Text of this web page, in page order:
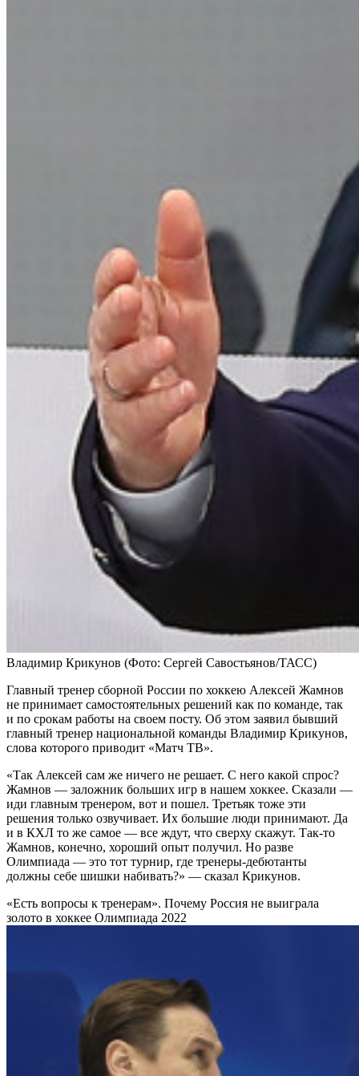
Владимир Крикунов (Фото: Сергей Савостьянов/ТАСС)
Главный тренер сборной России по хоккею Алексей Жамнов
не принимает самостоятельных решений как по команде, так
и по срокам работы на своем посту. Об этом заявил бывший
главный тренер национальной команды Владимир Крикунов,
слова которого приводит «Матч ТВ».
«Так Алексей сам же ничего не решает. С него какой спрос?
Жамнов — заложник больших игр в нашем хоккее. Сказали —
иди главным тренером, вот и пошел. Третьяк тоже эти
решения только озвучивает. Их большие люди принимают. Да
и в КХЛ то же самое — все ждут, что сверху скажут. Так-то
Жамнов, конечно, хороший опыт получил. Но разве
Олимпиада — это тот турнир, где тренеры-дебютанты
должны себе шишки набивать?» — сказал Крикунов.
«Есть вопросы к тренерам». Почему Россия не выиграла
золото в хоккее Олимпиада 2022